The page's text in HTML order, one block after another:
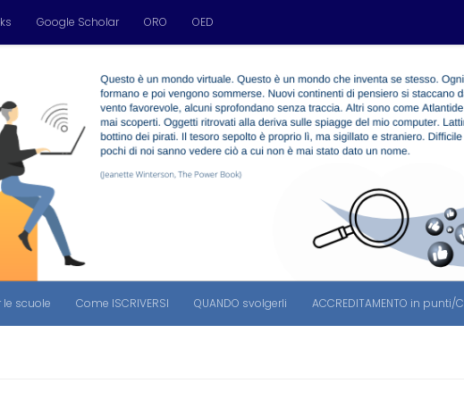
Google Scholar ORO OED
scuole Come ISCRIVERSI QUANDO svolgerli ACCREDITAMENTO in punti/